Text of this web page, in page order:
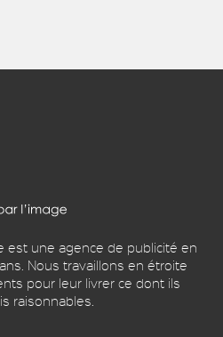
est une agence de publicité en
Nous travaillons en étroite
pour leur livrer ce dont ils
raisonnables.